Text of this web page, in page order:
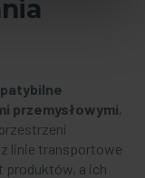
przemysłowymi,
linie transportowe
produktów, a ich